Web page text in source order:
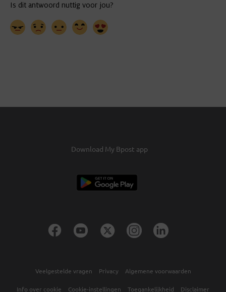
Download My Bpost app
Veelgestelde vragen Privacy Algemene voorwaarden
Info over cookie Cookie-instellingen Toegankelijkheid Disclaimer